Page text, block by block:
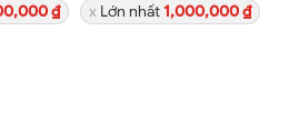
₫ Lớn nhất1,000,000₫